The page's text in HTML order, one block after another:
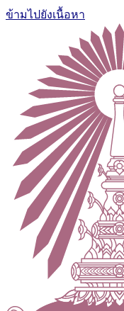
ข้ามไปยังเนื้อหา